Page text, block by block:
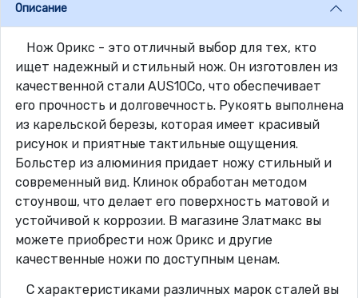
Описание
Нож Орикс - это отличный выбор для тех, кто
ищет надежный и стильный нож. Он изготовлен из
качественной стали AUS10Co, что обеспечивает
его прочность и долговечность. Рукоять выполнена
из карельской березы, которая имеет красивый
рисунок и приятные тактильные ощущения.
Больстер из алюминия придает ножу стильный и
современный вид. Клинок обработан методом
стоунвош, что делает его поверхность матовой и
устойчивой к коррозии. В магазине Златмакс вы
можете приобрести нож Орикс и другие
качественные ножи по доступным ценам.
С характеристиками различных марок сталей вы